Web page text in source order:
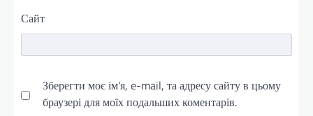
Сайт
Зберегти моє ім'я, e-mail, та адресу сайту в цьому
браузері для моїх подальших коментарів.